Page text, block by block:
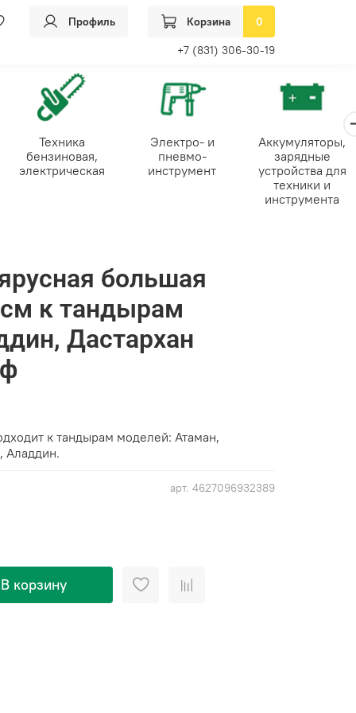
Профиль Корзина 0
+7 (831) 306-30-19
Техника
бензиновая,
электрическая
Электро- и
пневмо-
инструмент
Аккумуляторы,
зарядные
устройства для
техники и
инструмента
арт. 4627096932389
большая
к тандырам
Дастархан
В корзину
к тандырам моделей: Атаман,
Аладдин.